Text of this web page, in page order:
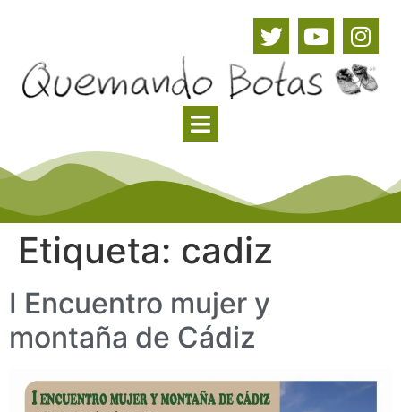
Etiqueta: cadiz
I Encuentro mujer y
montaña de Cádiz